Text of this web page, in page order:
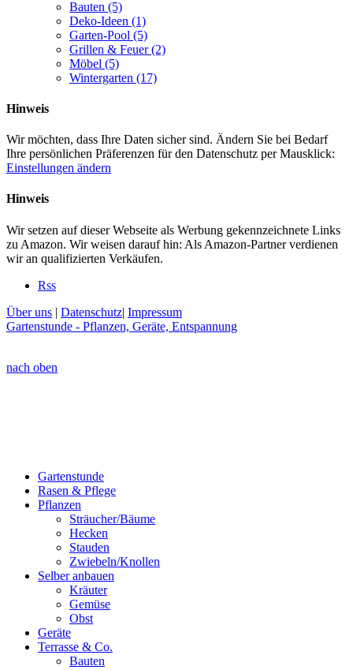
Bauten (5)
Deko-Ideen (1)
Garten-Pool (5)
Grillen & Feuer(2)
Möbel (5)
Wintergarten (17)
Hinweis
Wir möchten, dass Ihre Daten sicher sind. Ändern Sie bei Bedarf
Ihre persönlichen Präferenzen für den Datenschutz per Mausklick:
Einstellungen ändern
Hinweis
Wir setzen auf dieser Webseite als Werbung gekennzeichnete Links
zu Amazon. Wir weisen darauf hin: Als Amazon-Partner verdienen
wir an qualifizierten Verkäufen.
Rss
Über uns | Datenschutz| Impressum
Gartenstunde - Pflanzen, Geräte, Entspannung
nach oben
Gartenstunde
Rasen & Pflege
Pflanzen
Sträucher/Bäume
Hecken
Stauden
Zwiebeln/Knollen
Selber anbauen
Kräuter
Gemüse
Obst
Geräte
Terrasse & Co.
Bauten